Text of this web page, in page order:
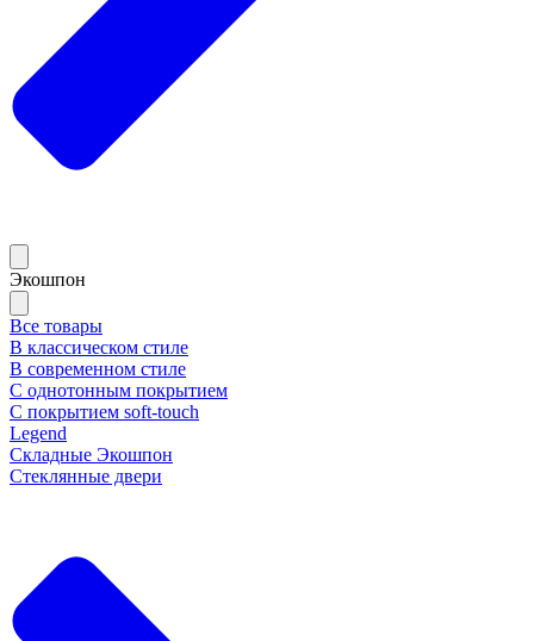
Экошпон
Все товары
В классическом стиле
В современном стиле
С однотонным покрытием
С покрытием soft-touch
Legend
Складные Экошпон
Стеклянные двери